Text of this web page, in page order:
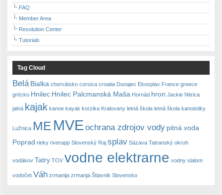
FAQ
Member Area
Resolution Center
Tutorials
Tag Cloud
Belá Bialka chorvátsko corsica croatia Dunajec Ekosplav France greece
grécko Hnilec Hnilec Palcmanská Maša Hornád hron Jackie Nitrica
jalná kajak kanoe kayak korzika Kralovany letná škola letná škola kanoistiky
Lužnica ME MVE ochrana zdrojov vody pitná voda
Poprad rieky riverapp Slovenský Raj splav Sázava Tatranský okruh
vodákov Tatry TOV vodne elektrarne vodny slalom
vodočet Váh zrmanija zrmanja Štiavnik Slovensko